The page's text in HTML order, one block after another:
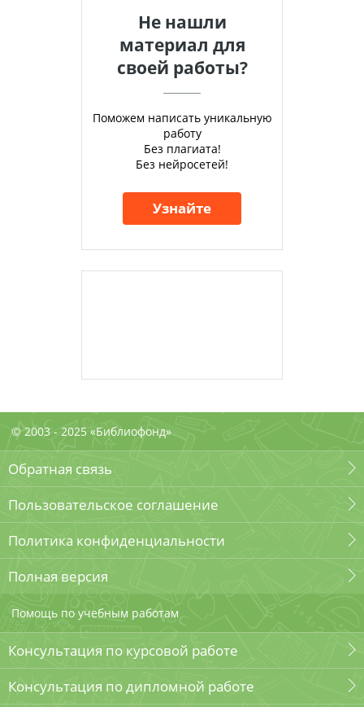
Не нашли
материал для
своей работы?
Поможем написать уникальную
работу
Без плагиата!
Без нейросетей!
Узнайте
© 2003 - 2025 «Библиофонд»
Обратная связь
Пользовательское соглашение
Политика конфиденциальности
Полная версия
Помощь по учебным работам
Консультация по курсовой работе
Консультация по дипломной работе